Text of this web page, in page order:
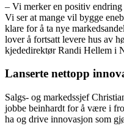
– Vi merker en positiv
Vi ser at mange vil bygge
klare for å ta nye
lover å fortsatt levere hus av
kjededirektør Randi Hellem i
Lanserte nettopp
Salgs- og markedssjef
jobbe beinhardt for å være i
ha og drive innovasjon som